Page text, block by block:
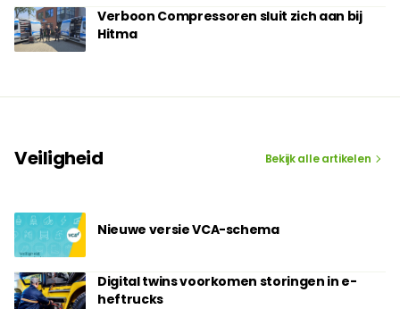
Verboon Compressoren sluit zich aan bij
Hitma
Veiligheid Bekijk alle artikelen
Nieuwe versie VCA-schema
Digital twins voorkomen storingen in e-
heftrucks